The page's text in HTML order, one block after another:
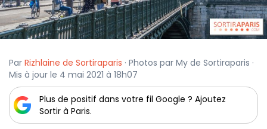
Par Rizhlaine de Sortiraparis · Photos par My de Sortiraparis ·
Mis à jour le 4 mai 2021 à 18h07
Plus de positif dans votre fil Google ? Ajoutez
Sortir à Paris.